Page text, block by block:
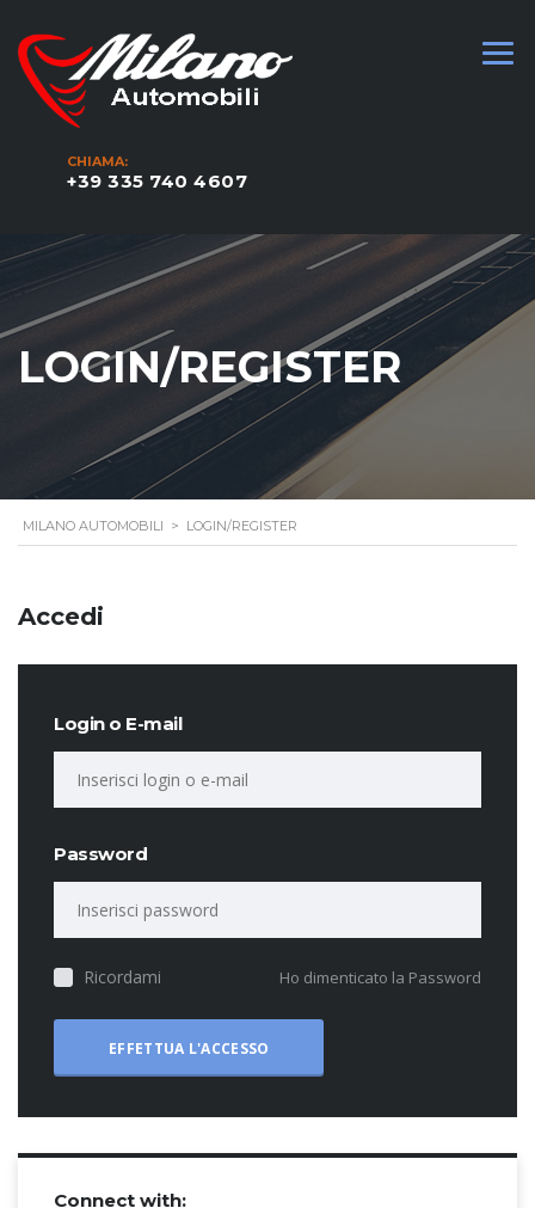
CHIAMA:
+39 335 740 4607
LOGIN/REGISTER
MILANO AUTOMOBILI > LOGIN/REGISTER
Accedi
Login o E-mail
Password
Ricordami Ho dimenticato la Password
Connect with: